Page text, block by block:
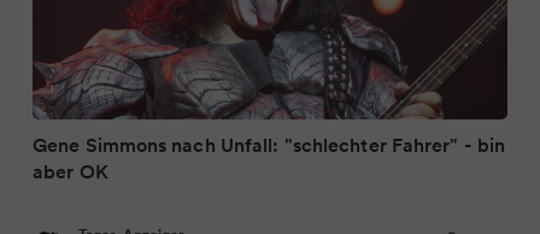
Gene Simmons nach Unfall: "schlechter Fahrer" - bin
aber OK